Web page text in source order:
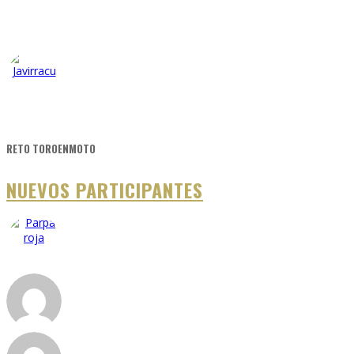
RETO TOROENMOTO
NUEVOS PARTICIPANTES